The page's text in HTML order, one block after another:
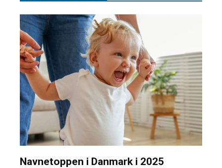
Navnetoppen i Danmark i 2025